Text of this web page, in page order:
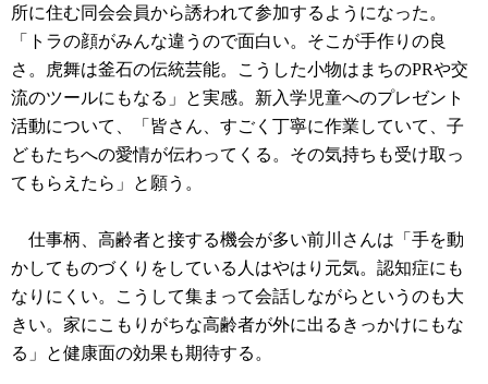
所に住む同会会員から誘われて参加するようになった。
「トラの顔がみんな違うので面白い。そこが手作りの良
さ。虎舞は釜石の伝統芸能。こうした小物はまちのPRや交
流のツールにもなる」と実感。新入学児童へのプレゼント
活動について、「皆さん、すごく丁寧に作業していて、子
どもたちへの愛情が伝わってくる。その気持ちも受け取っ
てもらえたら」と願う。
仕事柄、高齢者と接する機会が多い前川さんは「手を動
かしてものづくりをしている人はやはり元気。認知症にも
なりにくい。こうして集まって会話しながらというのも大
きい。家にこもりがちな高齢者が外に出るきっかけにもな
る」と健康面の効果も期待する。